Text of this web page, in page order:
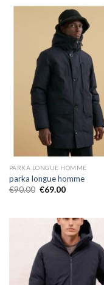
PARKA LONGUE HOMME
parka longue homme
€90.00 €69.00